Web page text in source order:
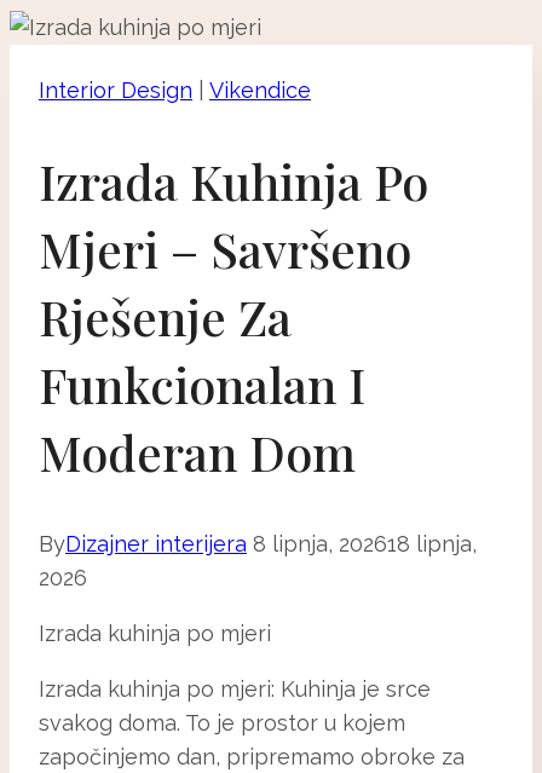
Interior Design Vikendice
Izrada Kuhinja Po
Mjeri – Savršeno
Rješenje Za
Funkcionalan I
Moderan Dom
ByDizajner interijera 8 lipnja, 202618 lipnja,
2026
Izrada kuhinja po mjeri
Izrada kuhinja po mjeri: Kuhinja je srce
svakog doma. To je prostor u kojem
započinjemo dan, pripremamo obroke za